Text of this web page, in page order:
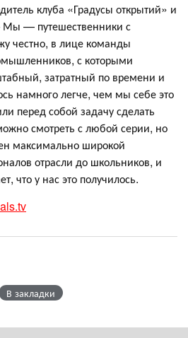
клуба «Градусы открытий» и
Мы — путешественники с
честно, в лице команды
с которыми
затратный по времени и
намного легче, чем мы себе это
перед собой задачу сделать
смотреть с любой серии, но
максимально широкой
отрасли до школьников, и
что у нас это получилось.
В закладки